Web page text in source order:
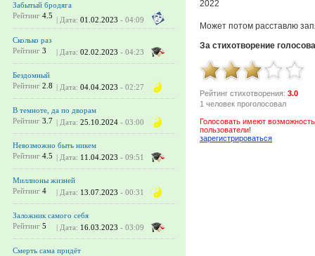
Забытый бродяга
Рейтинг 4.5 | Дата: 01.02.2023 - 04:09
Сколько раз
Рейтинг 3 | Дата: 02.02.2023 - 04:23
Бездомный
Рейтинг 2.8 | Дата: 04.04.2023 - 02:27
В темноте, да по дворам
Рейтинг 3.7 | Дата: 25.10.2024 - 03:00
Невозможно быть никем
Рейтинг 4.5 | Дата: 11.04.2023 - 09:51
Миллионы жизней
Рейтинг 4 | Дата: 13.07.2023 - 00:31
Заложник самого себя
Рейтинг 5 | Дата: 16.03.2023 - 03:09
Смерть сама придёт
2022
Может потом расставлю
За стихотворение
Рейтинг стихотворения: 3.0
1 человек проголосовал
Голосовать имеют
пользователи!
зарегистрироваться